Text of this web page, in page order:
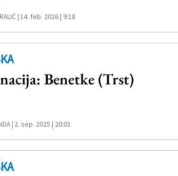
| 14. feb. 2026 | 9:18
Benetke (Trst)
| 2. sep. 2025 | 20:01